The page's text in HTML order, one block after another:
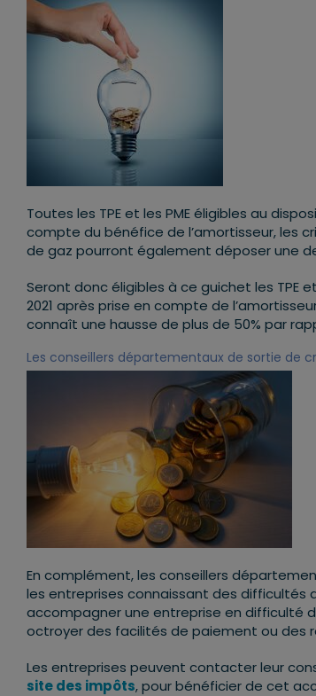
Toutes les TPE et les PME éligibles au
compte du bénéfice de l’amortisseur, les
de gaz pourront également déposer une
Seront donc éligibles à ce guichet les TPE
2021 après prise en compte de
connaît une hausse de plus de 50% par
Les conseillers départementaux de sortie de
En complément, les conseillers
les entreprises connaissant des difficultés
accompagner une entreprise en difficulté
octroyer des facilités de paiement ou des
Les entreprises peuvent contacter leur
site des impôts, pour bénéficier de cet